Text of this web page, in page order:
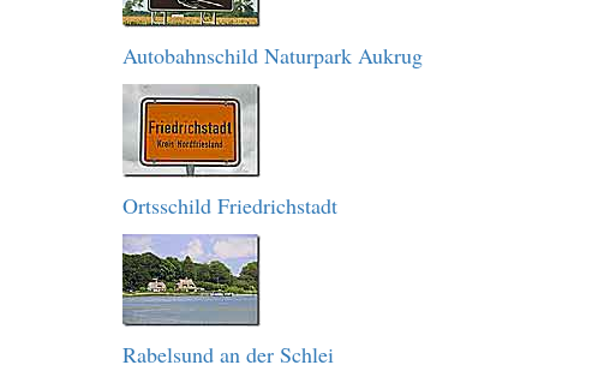
Autobahnschild Naturpark Aukrug
Ortsschild Friedrichstadt
Rabelsund an der Schlei